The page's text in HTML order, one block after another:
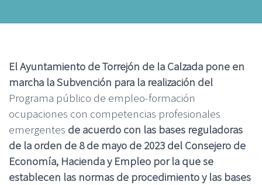
El Ayuntamiento de Torrejón de la Calzada pone en
marcha la Subvención para la realización del
Programa público de empleo-formación
ocupaciones con competencias profesionales
emergentes de acuerdo con las bases reguladoras
de la orden de 8 de mayo de 2023 del Consejero de
Economía, Hacienda y Empleo por la que se
establecen las normas de procedimiento y las bases